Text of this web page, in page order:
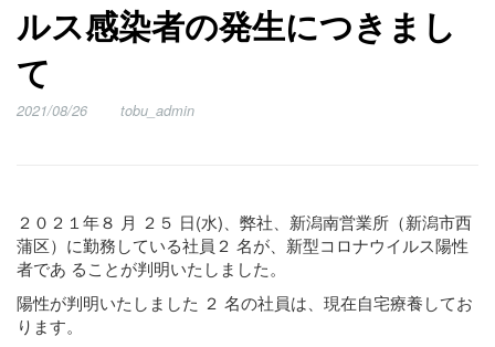
ルス感染者の発生につきまし
て
2021/08/26 tobu_admin
２０２１年８ 月 ２５ 日(水)、弊社、新潟南営業所（新潟市西
蒲区）に勤務している社員２ 名が、新型コロナウイルス陽性
者であ ることが判明いたしました。
陽性が判明いたしました ２ 名の社員は、現在自宅療養してお
ります。